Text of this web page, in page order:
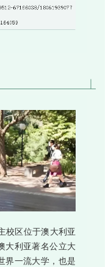
校区位于澳大利亚
大利亚著名公立大
界一流大学，也是